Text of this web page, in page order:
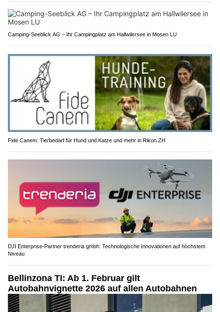
Camping-Seeblick AG – Ihr Campingplatz am Hallwilersee in Mosen LU
Fide Canem: Tierbedarf für Hund und Katze und mehr in Rikon ZH
DJI Enterprise-Partner trenderia gmbh: Technologische Innovationen auf höchstem
Niveau
Bellinzona TI: Ab 1. Februar gilt
Autobahnvignette 2026 auf allen Autobahnen